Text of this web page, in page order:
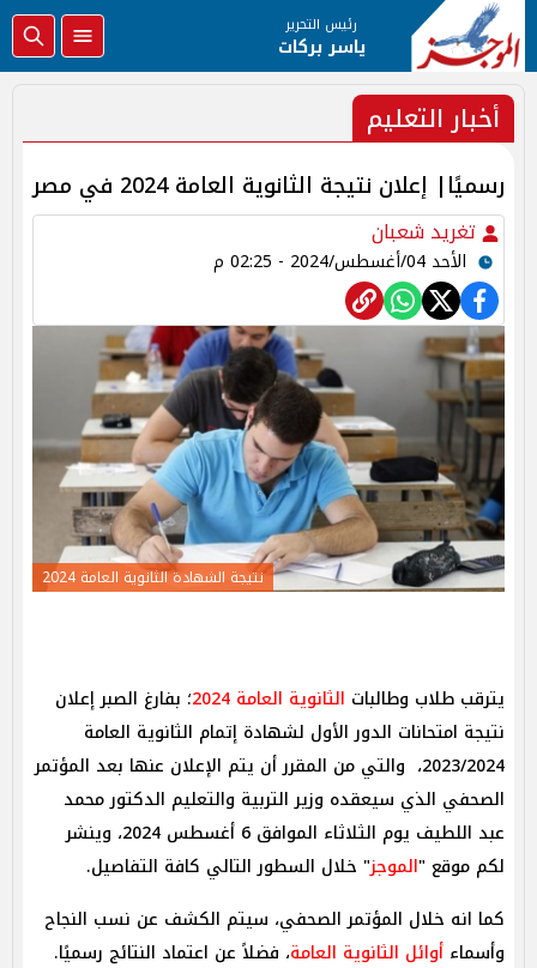
رئيس التحرير
ياسر بركات
أخبار التعليم
رسميًا| إعلان نتيجة الثانوية العامة 2024 في مصر
تغريد شعبان
الأحد 04/أغسطس/2024 - 02:25 م
نتيجة الشهادة الثانوية العامة 2024
يترقب طلاب وطالبات الثانوية العامة 2024
؛ بفارغ الصبر إعلان
نتيجة امتحانات الدور الأول لشهادة إتمام الثانوية العامة
2023/2024، والتي من المقرر أن يتم الإعلان عنها بعد المؤتمر
الصحفي الذي سيعقده وزير التربية والتعليم الدكتور محمد
عبد اللطيف يوم الثلاثاء الموافق 6 أغسطس 2024، وينشر
لكم موقع "الموجز" خلال السطور التالي كافة التفاصيل.
كما انه خلال المؤتمر الصحفي، سيتم الكشف عن نسب النجاح
وأسماء أوائل الثانوية العامة، فضلاً عن اعتماد النتائج رسميًا.